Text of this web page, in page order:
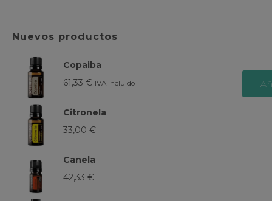
Nuevos productos
Copaiba
61,33 € IVA incluido
Citronela
33,00 €
Canela
42,33 €